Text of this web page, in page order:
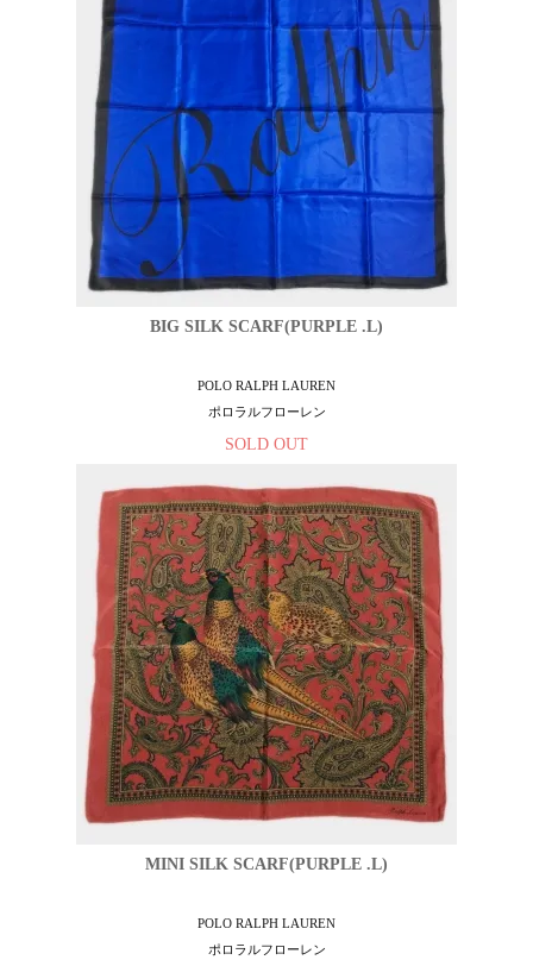
BIG SILK SCARF(PURPLE .L)
POLO RALPH LAUREN
ポロラルフローレン
SOLD OUT
MINI SILK SCARF(PURPLE .L)
POLO RALPH LAUREN
ポロラルフローレン